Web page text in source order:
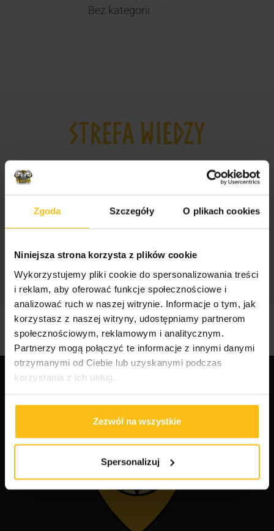
Zgoda Szczegóły O plikach cookies
Niniejsza strona korzysta z plików cookie
Wykorzystujemy pliki cookie do spersonalizowania treści
i reklam, aby oferować funkcje społecznościowe i
analizować ruch w naszej witrynie. Informacje o tym, jak
korzystasz z naszej witryny, udostępniamy partnerom
społecznościowym, reklamowym i analitycznym.
Partnerzy mogą połączyć te informacje z innymi danymi
otrzymanymi od Ciebie lub uzyskanymi podczas
korzystania z ich usług.
Zezwól na wszystkie
Spersonalizuj
Bez kategorii
STREFA WIEDZY
Odżywki, witaminy i minerały dla sportowców i
Suplementy dla mężczyzn i kobiet
Jak wybrać odpowiednie odżywki dla
Najlepsze suplementy dla sportowców